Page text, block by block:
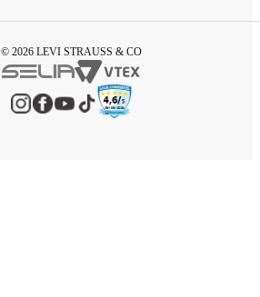
© 2026 LEVI STRAUSS & CO